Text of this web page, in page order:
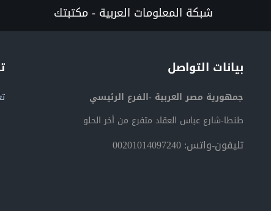
شبكة المعلومات العربية - مكتبتك
بيانات التواصل
جمهورية مصر العربية -الفرع الرئيسي
طنطا-شارع عباس العقاد متفرع من أخر الحلو
تليفون-واتس: 00201014097240